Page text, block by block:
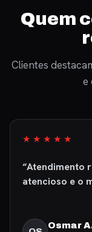
Quem
Clientes
e
★★★★★
“Atendimento
atencioso e o
Osmar